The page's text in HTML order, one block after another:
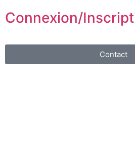
Connexion/
Contact